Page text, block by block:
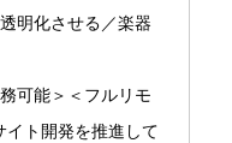
明化させる／楽器
可能＞＜フルリモ
イト開発を推進して